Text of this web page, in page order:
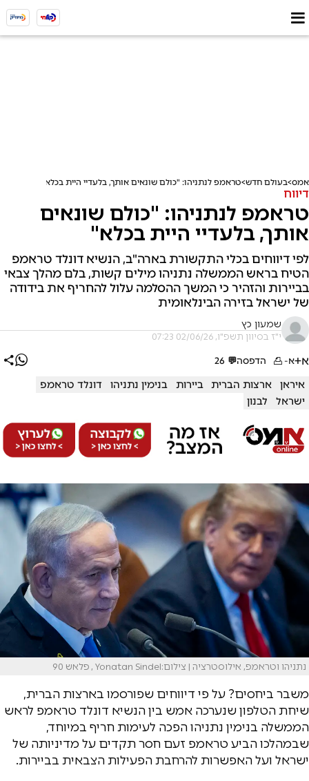
אמס בעולם חדש טראמפ לנתניהו: "כולם שונאים אותך, בלעדיי היית בכלא"
דיווח
טראמפ לנתניהו: "כולם שונאים
אותך, בלעדיי היית בכלא"
לפי דיווחים בכלי התקשורת בארה"ב, הנשיא דונלד טראמפ
הטיח בראש הממשלה נתניהו מילים קשות, בלם מהלך צבאי
בביירות והזהיר כי המשך ההסלמה עלול להחריף את בידודה
של ישראל בזירה הבינלאומית
שמעון כץ
י"ז בסיוון תשפ"ו, 02/06/26 07:23
א+א- הדפסה💬
26
איראן ארצות הברית ביירות בנימין נתניהו
דונלד טראמפ
ישראל
לבנון
נתניהו וטראמפ, אילוסטרציה | צילום:Yonatan Sindel , פלאש 90
משבר ביחסים? על פי דיווחים שפורסמו בארצות הברית,
שיחת הטלפון שנערכה אמש בין הנשיא דונלד טראמפ לראש
הממשלה בנימין נתניהו הפכה לעימות חריף במיוחד,
שבמהלכו הביע טראמפ זעם חסר תקדים על מדיניותה של
ישראל ועל האפשרות להרחבת הפעילות הצבאית בביירות.